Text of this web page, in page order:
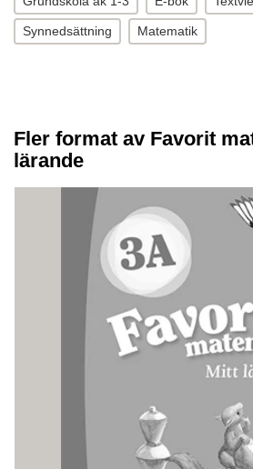
Synnedsättning Matematik
Fler format av Favorit
lärande